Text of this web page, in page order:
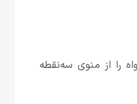
را از منوی سه‌نقطه